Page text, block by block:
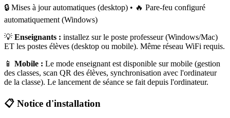
🔒 Mises à jour automatiques (desktop) • 🔥 Pare-feu configuré
automatiquement (Windows)
💡 Enseignants : installez sur le poste professeur (Windows/Mac)
ET les postes élèves (desktop ou mobile). Même réseau WiFi requis.
📱 Mobile : Le mode enseignant est disponible sur mobile (gestion
des classes, scan QR des élèves, synchronisation avec l'ordinateur
de la classe). Le lancement de séance se fait depuis l'ordinateur.
📋 Notice d'installation